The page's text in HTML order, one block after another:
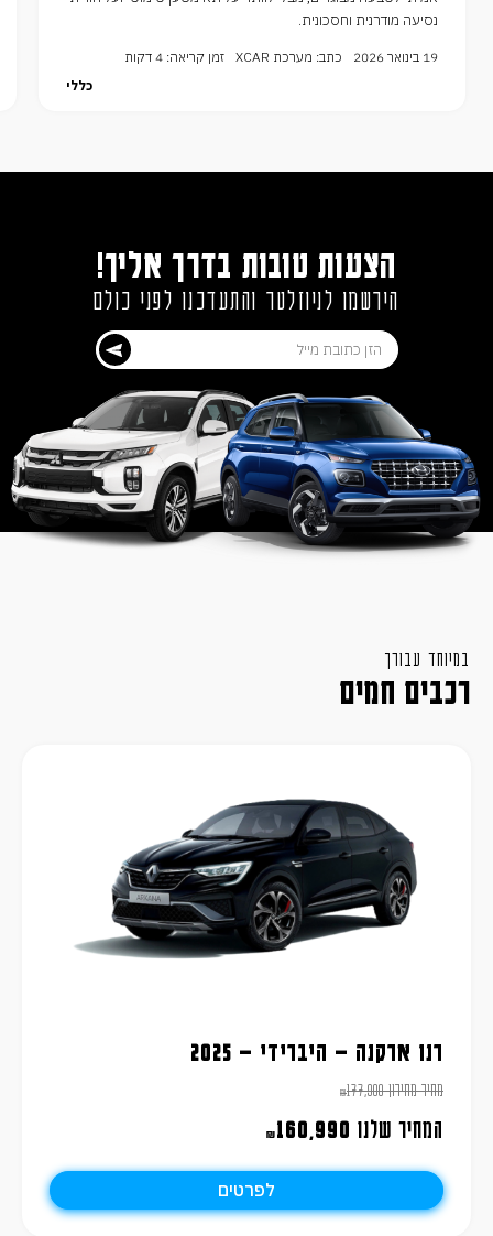
נסיעה מודרנית וחסכונית.
19 בינואר 2026 כתב: מערכת XCAR
זמן קריאה: 4 דקות
כללי
הצעות טובות בדרך אליך!
הירשמו לניוזלטר והתעדכנו לפני כולם
במיוחד עבורך
רכבים חמים
רנו ארקנה – היברידי – 2025
מחיר מחירון ₪177,900
המחיר שלנו ₪160,990
לפרטים